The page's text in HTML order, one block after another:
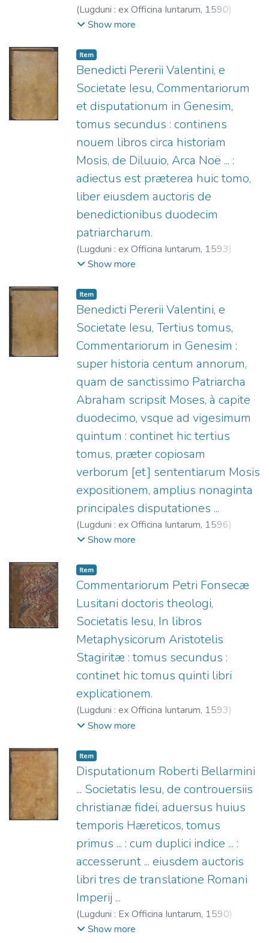
(Lugduni : ex Officina Iuntarum, 1590)
Pereyra, Benito (S.I.), 1535-1610.
Show more
Item
Benedicti Pererii Valentini, e
Societate Iesu, Commentariorum
et disputationum in Genesim,
tomus secundus : continens
nouem libros circa historiam
Mosis, de Diluuio, Arca Noë ... :
adiectus est præterea huic tomo,
liber eiusdem auctoris de
benedictionibus duodecim
patriarcharum.
(Lugduni : ex Officina Iuntarum, 1593)
Pereyra, Benito (S.I.), 1535-1610.
Show more
Item
Benedicti Pererii Valentini, e
Societate Iesu, Tertius tomus,
Commentariorum in Genesim :
super historia centum annorum,
quam de sanctissimo Patriarcha
Abraham scripsit Moses, à capite
duodecimo, vsque ad vigesimum
quintum : continet hic tertius
tomus, præter copiosam
verborum [et] sententiarum Mosis
expositionem, amplius nonaginta
principales disputationes ...
(Lugduni : ex Officina Iuntarum, 1596)
Pereyra, Benito (S.I.), 1535-1610.
Show more
Item
Commentariorum Petri Fonsecæ
Lusitani doctoris theologi,
Societatis Iesu, In libros
Metaphysicorum Aristotelis
Stagiritæ : tomus secundus :
continet hic tomus quinti libri
explicationem.
(Lugduni : ex Officina Iuntarum, 1593)
Fonseca, Pedro da (S.I.), 1528-1599.
Show more
Item
Disputationum Roberti Bellarmini
... Societatis Iesu, de controuersiis
christianæ fidei, aduersus huius
temporis Hæreticos, tomus
primus ... : cum duplici indice ... :
accesserunt ... eiusdem auctoris
libri tres de translatione Romani
Imperij ...
(Lugduni : Ex Officina Iuntarum, 1590)
Roberto Bellarmino, Santo, 1542-1621.
Show more